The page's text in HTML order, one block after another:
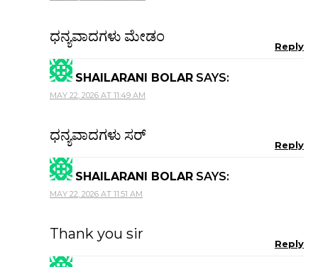
ಧನ್ಯವಾದಗಳು ಮೇಡಂ
Reply
SHAILARANI BOLAR SAYS:
MAY 22, 2026 AT 11:49 AM
ಧನ್ಯವಾದಗಳು ಸರ್
Reply
SHAILARANI BOLAR SAYS:
MAY 22, 2026 AT 11:51 AM
Thank you sir
Reply